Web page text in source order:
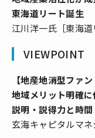
東海道リート誕生
江川洋一氏［東海
VIEWPOINT
【地産地消型ファン
地域メリット明確に
説明・説得力と時間
玄海キャピタルマ